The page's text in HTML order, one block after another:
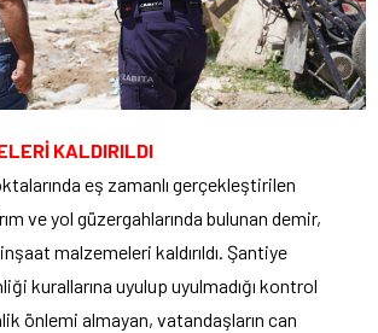
KALDIRILDI
eş zamanlı gerçekleştirilen
ve yol güzergahlarında bulunan demir,
malzemeleri kaldırıldı. Şantiye
kurallarına uyulup uyulmadığı kontrol
önlemi almayan, vatandaşların can